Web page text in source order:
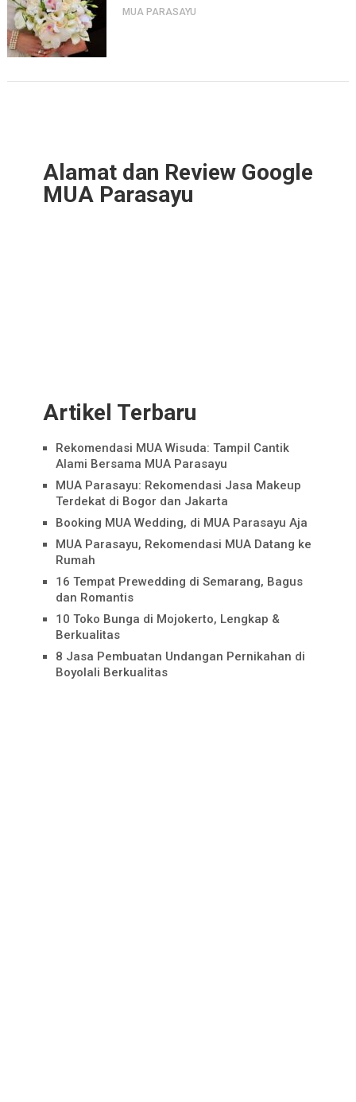
MUA PARASAYU
Alamat dan Review Google
MUA Parasayu
Artikel Terbaru
Rekomendasi MUA Wisuda: Tampil Cantik
Alami Bersama MUA Parasayu
MUA Parasayu: Rekomendasi Jasa Makeup
Terdekat di Bogor dan Jakarta
Booking MUA Wedding, di MUA Parasayu Aja
MUA Parasayu, Rekomendasi MUA Datang ke
Rumah
16 Tempat Prewedding di Semarang, Bagus
dan Romantis
10 Toko Bunga di Mojokerto, Lengkap &
Berkualitas
8 Jasa Pembuatan Undangan Pernikahan di
Boyolali Berkualitas